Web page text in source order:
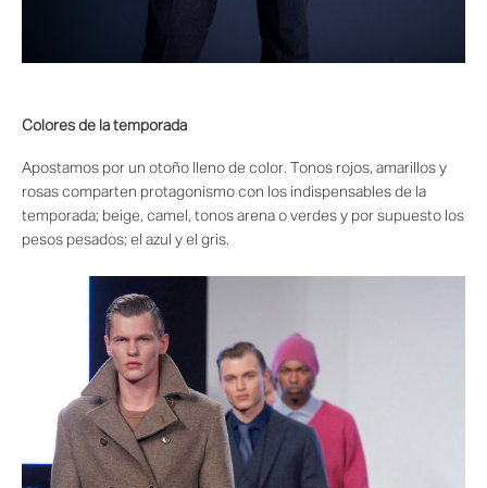
Colores de la temporada
Apostamos por un otoño lleno de color. Tonos rojos, amarillos y
rosas comparten protagonismo con los indispensables de la
temporada; beige, camel, tonos arena o verdes y por supuesto los
pesos pesados; el azul y el gris.